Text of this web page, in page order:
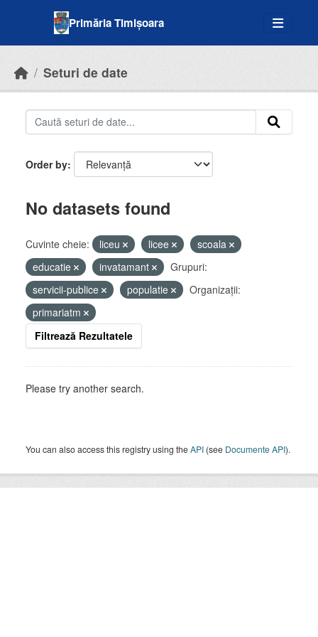
Primăria Timișoara
Seturi de date
Order by
No datasets found
Cuvinte cheie: liceu licee
scoala
educatie
invatamant
Grupuri:
servicii-publice
populatie
Organizații:
primariatm
Filtrează Rezultatele
Please try another search.
You can also access this registry using theAPI (see Documente API).